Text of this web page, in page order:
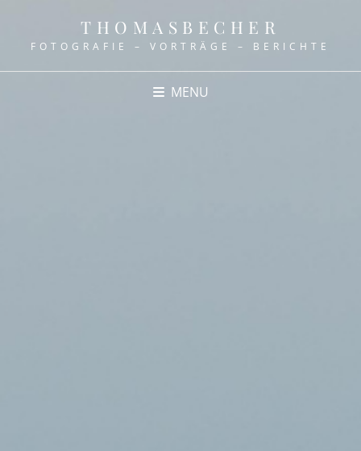
THOMASBECHER
FOTOGRAFIE – VORTRÄGE – BERICHTE
MENU